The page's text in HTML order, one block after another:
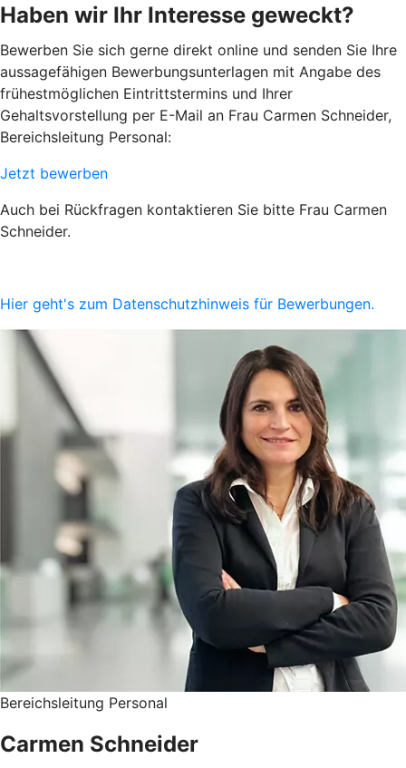
Haben wir Ihr Interesse geweckt?
Bewerben Sie sich gerne direkt online und senden Sie Ihre
aussagefähigen Bewerbungsunterlagen mit Angabe des
frühestmöglichen Eintrittstermins und Ihrer
Gehaltsvorstellung per E-Mail an Frau Carmen Schneider,
Bereichsleitung Personal:
Jetzt bewerben
Auch bei Rückfragen kontaktieren Sie bitte Frau Carmen
Schneider.
Hier geht's zum Datenschutzhinweis für Bewerbungen.
Bereichsleitung Personal
Carmen Schneider